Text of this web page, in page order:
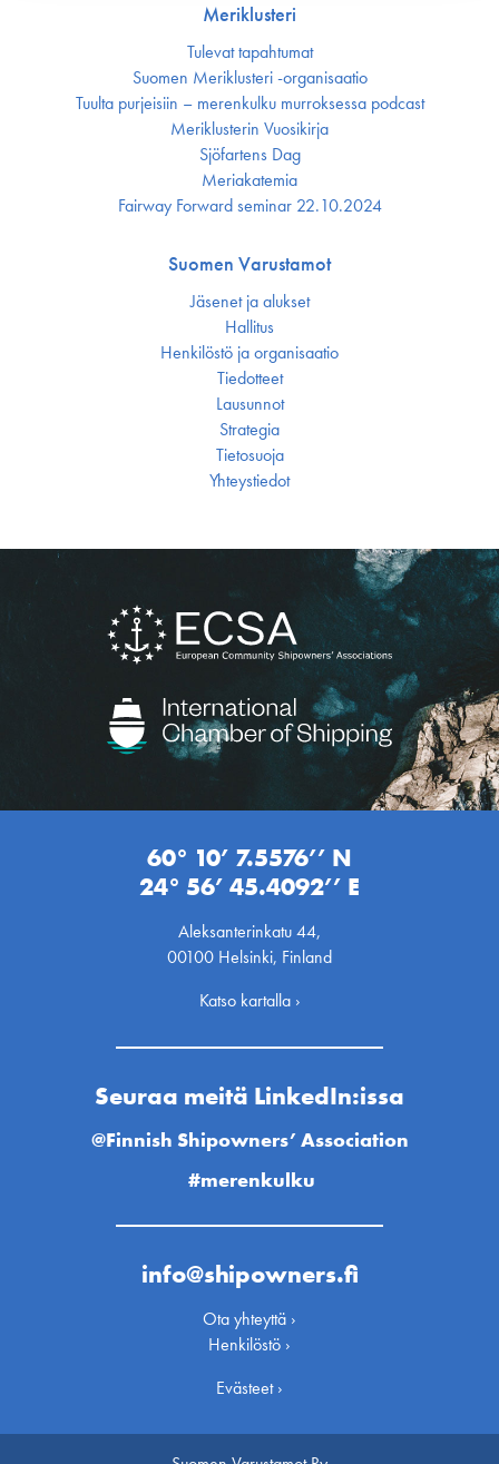
Meriklusteri
Tulevat tapahtumat
Suomen Meriklusteri -organisaatio
Tuulta purjeisiin – merenkulku murroksessa podcast
Meriklusterin Vuosikirja
Sjöfartens Dag
Meriakatemia
Fairway Forward seminar 22.10.2024
Suomen Varustamot
Jäsenet ja alukset
Hallitus
Henkilöstö ja organisaatio
Tiedotteet
Lausunnot
Strategia
Tietosuoja
Yhteystiedot
60° 10’ 7.5576’’ N
24° 56’ 45.4092’’ E
Aleksanterinkatu 44,
00100 Helsinki, Finland
Katso kartalla ›
Seuraa meitä LinkedIn:issa
@Finnish Shipowners’ Association
#merenkulku
info@shipowners.fi
Ota yhteyttä ›
Henkilöstö ›
Evästeet ›